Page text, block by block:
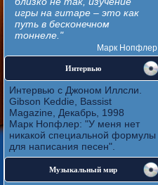
игры на гитаре – это как
путь в бесконечном
тоннеле."
Марк Нопфлер
Интервью
Интервью с Джоном Иллсли.
Gibson Keddie, Bassist
Magazine, Декабрь, 1998
Марк Нопфлер: "У меня нет
никакой специальной формулы
для написания песен".
Музыкальный мир